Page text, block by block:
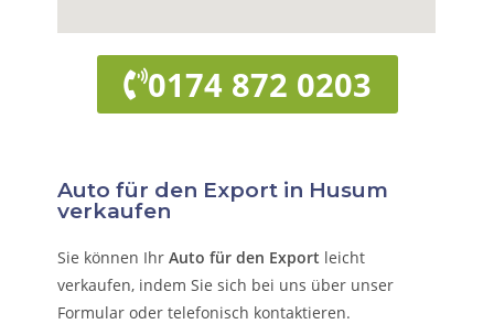
0174 872 0203
Auto für den Export in Husum
verkaufen
Sie können IhrAuto für den Export leicht
verkaufen, indem Sie sich bei uns über unser
Formular oder telefonisch kontaktieren.